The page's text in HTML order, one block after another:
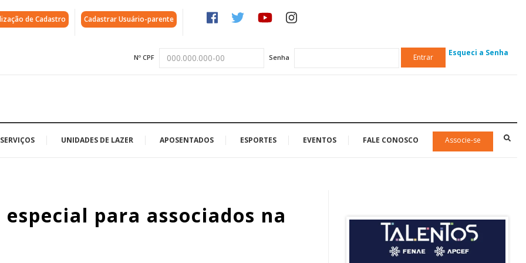
de Cadastro Cadastrar Usuário-parente
Nº CPF Senha Entrar Esqueci a Senha
SERVIÇOS UNIDADES DE LAZER APOSENTADOS ESPORTES EVENTOS FALE CONOSCO Associe-se
para associados na